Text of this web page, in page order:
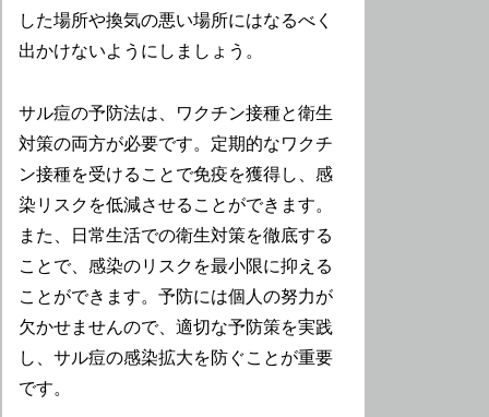
した場所や換気の悪い場所にはなるべく
出かけないようにしましょう。
サル痘の予防法は、ワクチン接種と衛生
対策の両方が必要です。定期的なワクチ
ン接種を受けることで免疫を獲得し、感
染リスクを低減させることができます。
また、日常生活での衛生対策を徹底する
ことで、感染のリスクを最小限に抑える
ことができます。予防には個人の努力が
欠かせませんので、適切な予防策を実践
し、サル痘の感染拡大を防ぐことが重要
です。